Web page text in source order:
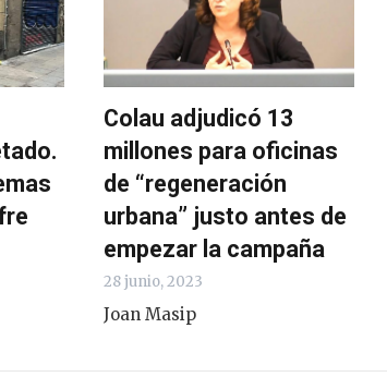
Colau adjudicó 13
millones para oficinas
de “regeneración
urbana” justo antes de
empezar la campaña
28 junio, 2023
Joan Masip